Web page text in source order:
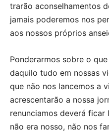
trarão aconselhamentos
jamais poderemos nos
aos nossos próprios
Ponderarmos sobre o
daquilo tudo em nossas
que não nos lancemos a
acrescentarão a nossa
renunciamos deverá
não era nosso, não nos